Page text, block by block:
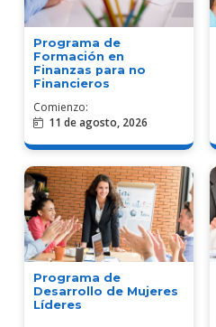
Programa de
Formación en
Finanzas para no
Financieros
Comienzo:
11 de agosto, 2026
Programa de
Desarrollo de Mujeres
Líderes